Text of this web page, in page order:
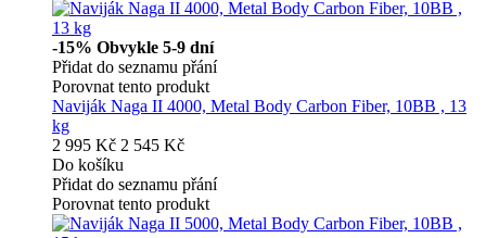
-15% Obvykle 5-9 dní
Přidat do seznamu přání
Porovnat tento produkt
Naviják Naga II 4000, Metal Body Carbon Fiber, 10BB , 13
kg
2 995 Kč 2 545 Kč
Do košíku
Přidat do seznamu přání
Porovnat tento produkt